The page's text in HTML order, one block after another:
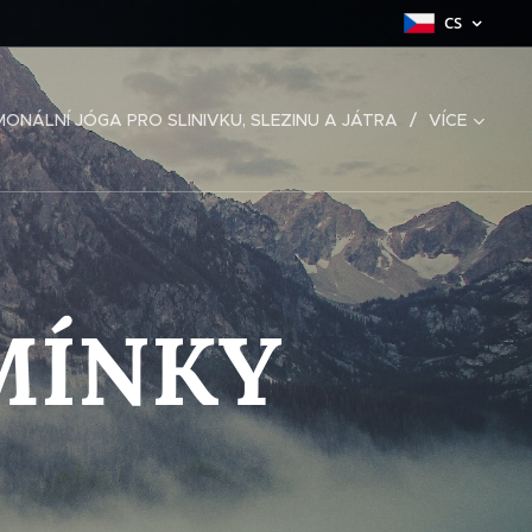
CS
JÓGA PRO SLINIVKU, SLEZINU A JÁTRA VÍCE